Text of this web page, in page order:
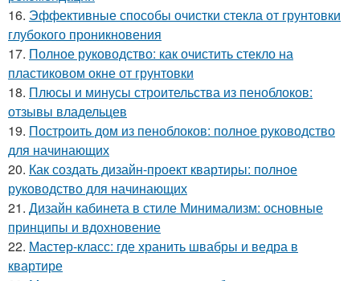
16. Эффективные способы очистки стекла от грунтовки
глубокого проникновения
17. Полное руководство: как очистить стекло на
пластиковом окне от грунтовки
18. Плюсы и минусы строительства из пеноблоков:
отзывы владельцев
19. Построить дом из пеноблоков: полное руководство
для начинающих
20. Как создать дизайн-проект квартиры: полное
руководство для начинающих
21. Дизайн кабинета в стиле Минимализм: основные
принципы и вдохновение
22. Мастер-класс: где хранить швабры и ведра в
квартире